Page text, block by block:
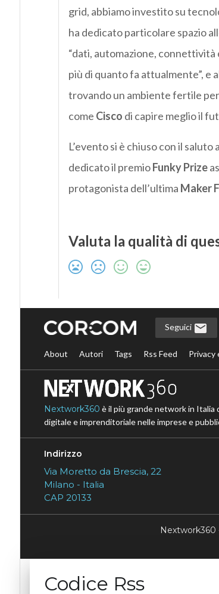
grid, abbiamo investito su
ha dedicato particolare spazio
“dati, automazione,
più di quanto fa attualmente”, e
trovando un ambiente fertile
come Cisco di capire meglio il
L’evento si è chiuso con il saluto a
dedicato il premioFunky Prize
protagonista dell’ultima Maker
Valuta la qualità di
Seguici
About Autori Tags Rss Feed Privacy
Nextwork360 è il più grande network in Italia
digitale e imprenditoriale nelle imprese e
Indirizzo
Via Moretto da Brescia, 22
Milano - Italia
CAP 20133
Nextwork360
Codice Rss